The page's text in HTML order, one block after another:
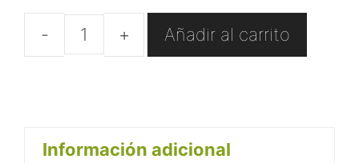
Café
grano
Añadir al carrito
Información adicional